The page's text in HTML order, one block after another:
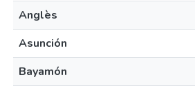
Anglès
Asunción
Bayamón